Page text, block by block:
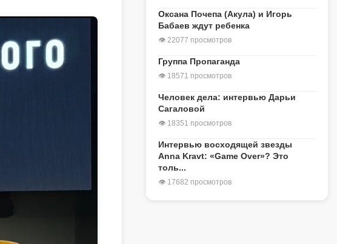
Оксана Почепа (Акула) и Игорь
Бабаев ждут ребенка
👁 22077 просмотров
Группа Пропаганда
👁 18571 просмотров
Человек дела: интервью Дарьи
Сагаловой
👁 18351 просмотров
Интервью восходящей звезды
Anna Kravt: «Game Over»? Это
толь...
👁 17682 просмотров